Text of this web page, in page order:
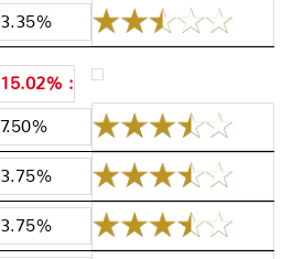
3.35%
15.02% :
7.50%
3.75%
3.75%